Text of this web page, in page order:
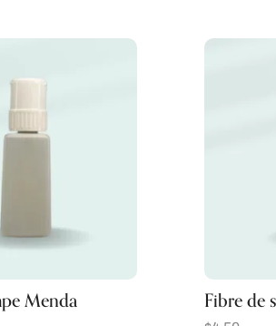
Menda Fibre de